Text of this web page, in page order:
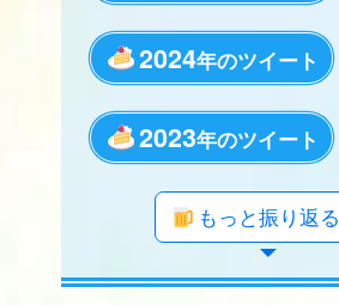
2024年のツイート
2023年のツイート
年のツイート
年のツイート
年のツイート
年のツイート
年のツイート
年のツイート
年のツイート
年のツイート
年のツイート
年のツイート
年のツイート
年のツイート
年のツイート
年のツイート
年のツイート
年のツイート
年のツイート
もっと振り返る